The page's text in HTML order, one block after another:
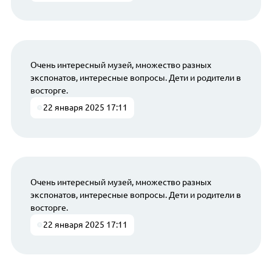
Очень интересный музей, множество разных
экспонатов, интересные вопросы. Дети и родители в
восторге.
22 января 2025 17:11
Очень интересный музей, множество разных
экспонатов, интересные вопросы. Дети и родители в
восторге.
22 января 2025 17:11